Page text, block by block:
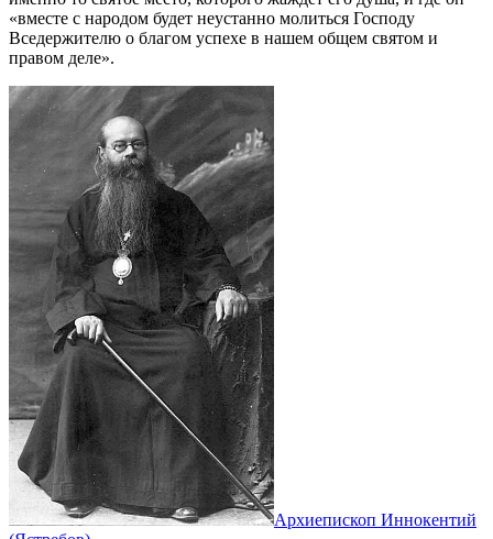
«вместе с народом будет неустанно молиться Господу
Вседержителю о благом успехе в нашем общем святом и
правом деле».
Архиепископ Иннокентий